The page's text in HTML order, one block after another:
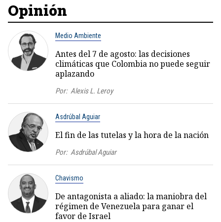
Opinión
Medio Ambiente
Antes del 7 de agosto: las decisiones
climáticas que Colombia no puede seguir
aplazando
Por: Alexis L. Leroy
Asdrúbal Aguiar
El fin de las tutelas y la hora de la nación
Por: Asdrúbal Aguiar
Chavismo
De antagonista a aliado: la maniobra del
régimen de Venezuela para ganar el
favor de Israel